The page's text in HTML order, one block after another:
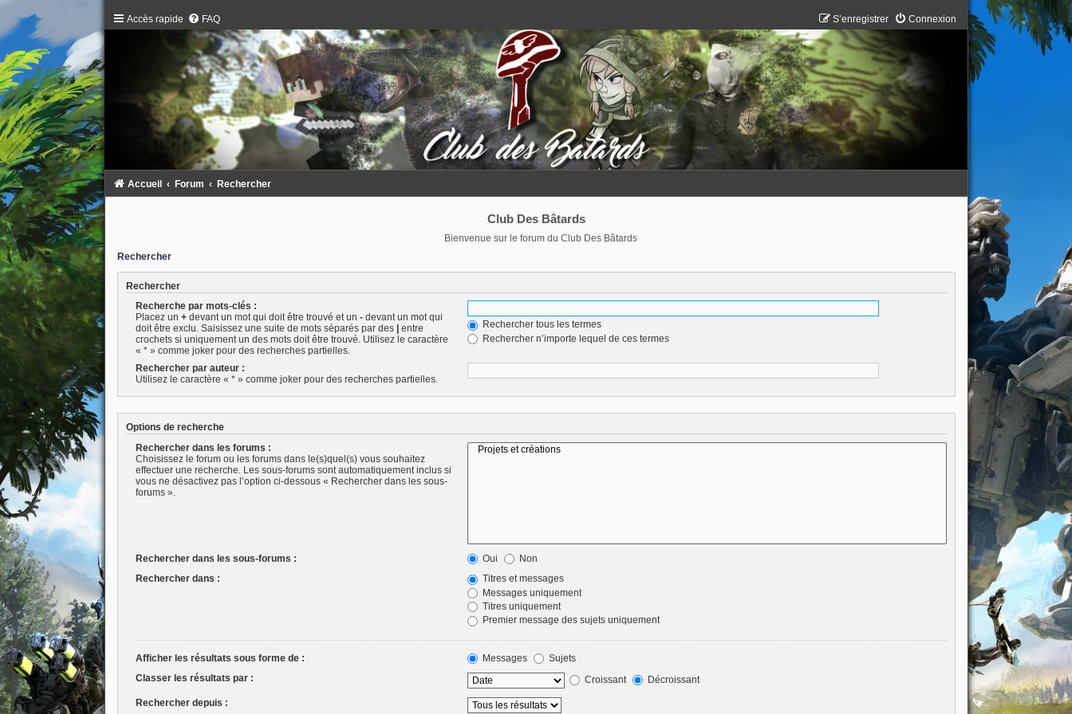
Accès rapide FAQ Connexion
S’enregistrer
Accueil Forum Rechercher
Club Des Bâtards
Bienvenue sur le forum du Club Des Bâtards
Rechercher
Rechercher
Recherche par mots-clés :
Placez un +devant un mot qui doit être trouvé et un -devant un mot qui
doit être exclu. Saisissez une suite de mots séparés par des
entre
crochets si uniquement un des mots doit être trouvé. Utilisez le caractère
« * » comme joker pour des recherches partielles.
Rechercher tous les termes
Rechercher n’importe lequel de ces termes
Rechercher par auteur :
Utilisez le caractère « * » comme joker pour des recherches partielles.
Options de recherche
Rechercher dans les forums :
Choisissez le forum ou les forums dans le(s)quel(s) vous souhaitez
effectuer une recherche. Les sous-forums sont automatiquement inclus si
vous ne désactivez pas l’option ci-dessous « Rechercher dans les sous-
forums ».
Rechercher dans les sous-forums : Oui
Non
Rechercher dans :
Titres et messages
Messages uniquement
Titres uniquement
Premier message des sujets uniquement
Afficher les résultats sous forme de : Messages
Sujets
Classer les résultats par :
Croissant Décroissant
Rechercher depuis :